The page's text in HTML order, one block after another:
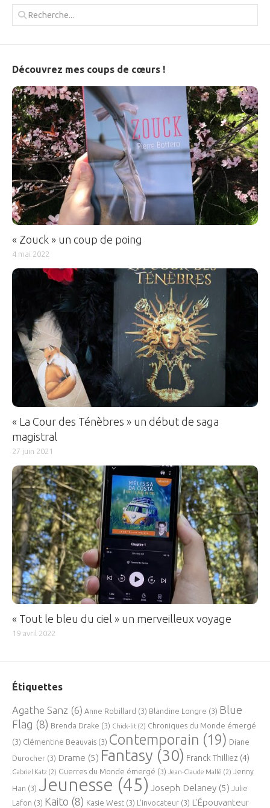
Découvrez mes coups de cœurs !
« Zouck » un coup de poing
4 mai 2022
« La Cour des Ténèbres » un début de saga
magistral
27 juin 2021
« Tout le bleu du ciel » un merveilleux voyage
19 avril 2022
Étiquettes
Agathe Sanz (6) Anne Robillard (3) Blandine Longre (3) Blue
Flag (8) Brenda Drake (3) Chick-lit (2) Chroniques du Monde émergé
(3) Clémentine Beauvais (3) Contemporain (19) Diane
Durocher (3) Drame (5) Fantasy (30) Franck Thilliez (4)
Gabriel Katz (2) Guerres du Monde émergé (3) Jean-Claude Mallé (2)
Jenny
Han (3) Jeunesse (45) Joseph Delaney (5) Julie
Lafon (3) Kaito (8) Kasie West (3) L'invocateur (3) L'Épouvanteur